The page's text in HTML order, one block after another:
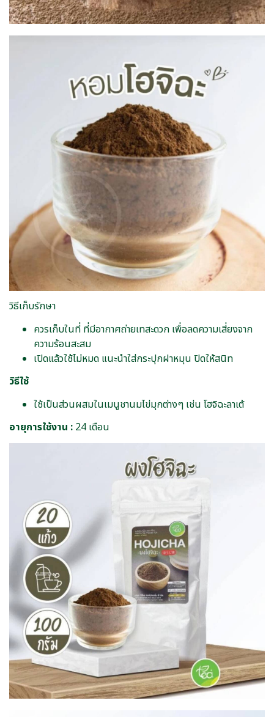
วิธีเก็บรักษา
ควรเก็บในที่ ที่มีอากาศถ่ายเทสะดวก เพื่อลดความเสี่ยงจาก
ความร้อนสะสม
เปิดแล้วใช้ไม่หมด แนะนำใส่กระปุกฝาหมุน ปิดให้สนิท
วิธีใช้
ใช้เป็นส่วนผสมในเมนูชานมไข่มุกต่างๆ เช่น โฮจิฉะลาเต้
อายุการใช้งาน : 24 เดือน